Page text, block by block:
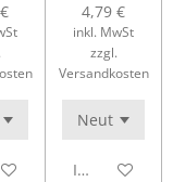
Warenkorb
4,79 €
inkl. MwSt
zzgl.
Versandkosten
In den